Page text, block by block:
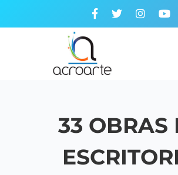
33 OBRAS